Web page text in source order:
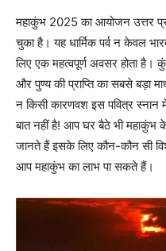
महाकुंभ 2025 का आयोजन उत्तर
चुका है। यह धार्मिक पर्व न केवल
लिए एक महत्वपूर्ण अवसर होता है।
और पुण्य की प्राप्ति का सबसे बड़ा
न किसी कारणवश इस पवित्र स्नान
बात नहीं है! आप घर बैठे भी
जानते हैं इसके लिए कौन-कौन सी
आप महाकुंभ का लाभ पा सकते हैं।